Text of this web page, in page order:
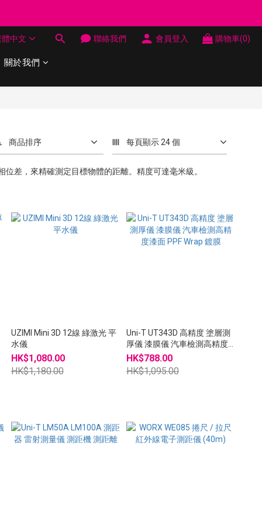
即止
體中文 聯絡我們 會員登入 購物車(0)
關於我們
商品排序 每頁顯示 24 個
差，來精確測定目標物體的距離。精度可達毫米級。
UZIMI Mini 3D 12線 綠激光 平
水儀
HK$1,080.00
HK$1,180.00
Uni-T UT343D 高精度 塗層測
厚儀 漆膜儀 汽車檢測高精度
漆面 PPF Wrap 鍍膜
HK$788.00
HK$1,095.00